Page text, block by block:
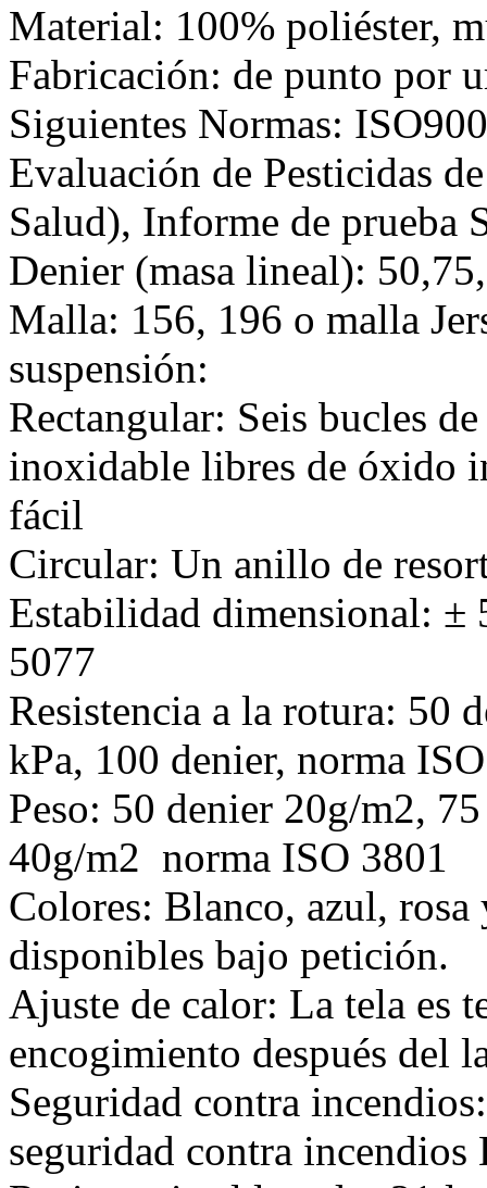
Material: 100% poliéster,
Fabricación: de punto por
Siguientes Normas:
Evaluación de Pesticidas
Salud), Informe de prueba
Denier (masa lineal):
Malla: 156, 196 o malla
suspensión:
Rectangular: Seis bucles
inoxidable libres de óxido
fácil
Circular: Un anillo de
Estabilidad dimensional: ±
5077
Resistencia a la rotura: 50
kPa, 100 denier, norma
Peso: 50 denier 20g/m2,
40g/m2 norma ISO 3801
Colores: Blanco, azul,
disponibles bajo petición.
Ajuste de calor: La tela es
encogimiento después del
Seguridad contra
seguridad contra